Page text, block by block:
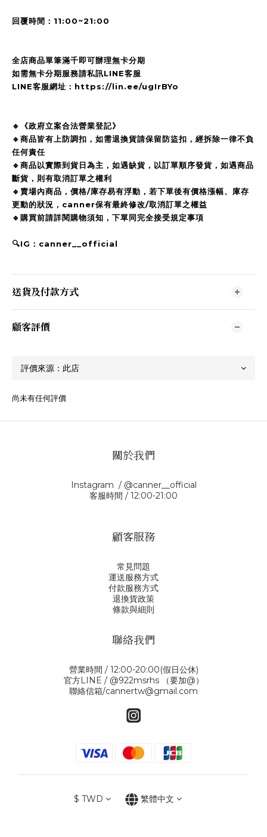
回覆時間：11:00~21:00
全店商品單筆滿千即可辦理無卡分期
如需無卡分期服務請私訊LINE客服
LINE客服網址：https://lin.ee/ugIrBYo
🔹《政府立案合法營業登記》
🔹商品皆有上防調扣，如需退換貨請保留防盜扣，經拆除一律不負
任何責任
🔹商品以實際到貨日為主，如遇缺貨，以訂單順序發貨，如遇商品
斷貨，則有取消訂單之權利
🔹賣場內商品，價格/庫存易有浮動，若下單後有價格漲幅、庫存
更動的狀況，canner保有最終修改/取消訂單之權益
🔹購買前請詳閱購物須知，下單同完全接受規定事項
🔍IG：canner__official
送貨及付款方式
顧客評價
尚未有任何評價
關於我們
Instagram / @canner__official
客服時間 / 12:00-21:00
顧客服務
常見問題
運送服務方式
付款服務方式
退換貨政策
條款與細則
聯絡我們
營業時間 / 12:00-20:00(假日公休)
官方LINE / @922msrhs （要加@）
聯絡信箱/cannertw@gmail.com
$ TWD 繁體中文